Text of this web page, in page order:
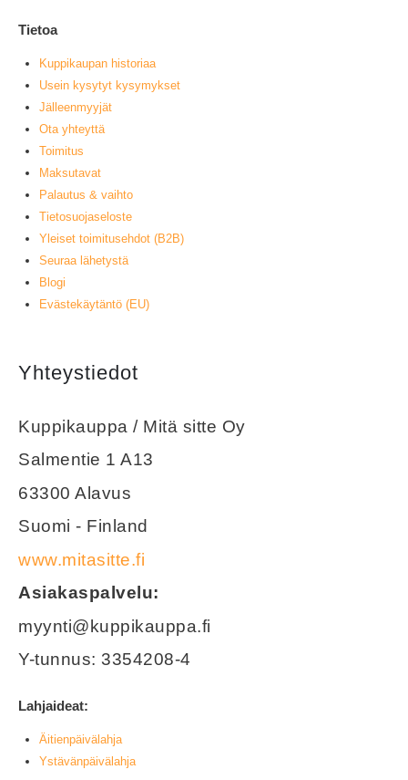
Tietoa
Kuppikaupan historiaa
Usein kysytyt kysymykset
Jälleenmyyjät
Ota yhteyttä
Toimitus
Maksutavat
Palautus & vaihto
Tietosuojaseloste
Yleiset toimitusehdot (B2B)
Seuraa lähetystä
Blogi
Evästekäytäntö (EU)
Yhteystiedot
Kuppikauppa / Mitä sitte Oy
Salmentie 1 A13
63300 Alavus
Suomi - Finland
www.mitasitte.fi
Asiakaspalvelu:
myynti@kuppikauppa.fi
Y-tunnus: 3354208-4
Lahjaideat:
Äitienpäivälahja
Ystävänpäivälahja